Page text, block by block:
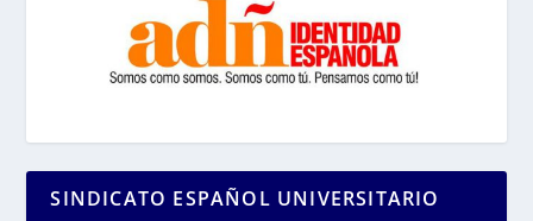
SINDICATO ESPAÑOL UNIVERSITARIO